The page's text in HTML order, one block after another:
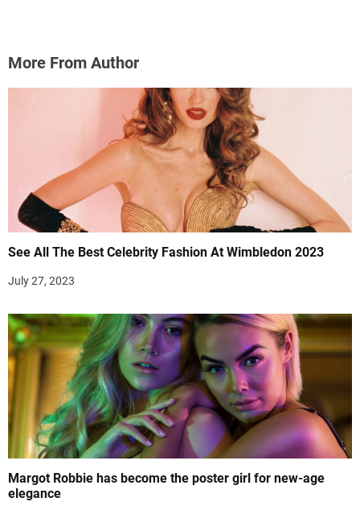
More From Author
See All The Best Celebrity Fashion At Wimbledon 2023
July 27, 2023
Margot Robbie has become the poster girl for new-age
elegance